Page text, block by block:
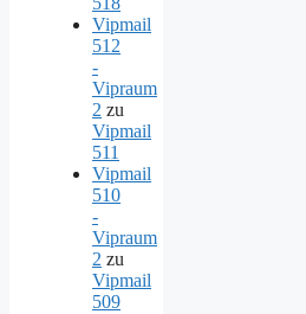
Vipmail
512
-
Vipraum
2 zu
Vipmail
511
Vipmail
510
-
Vipraum
2 zu
Vipmail
509